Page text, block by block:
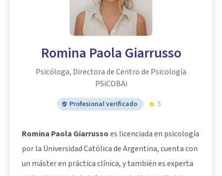
Romina Paola Giarrusso
Psicóloga, Directora de Centro de Psicología
PSiCOBAi
Profesional verificado 5
Romina Paola Giarrussoes licenciada en psicología
por la Universidad Católica de Argentina, cuenta con
un máster en práctica clínica, y también es experta